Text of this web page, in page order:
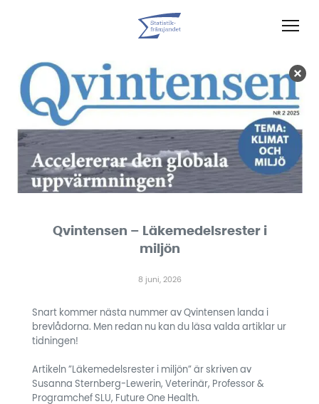
Qvintensen – Läkemedelsrester i
miljön
8 juni, 2026
Snart kommer nästa nummer av Qvintensen landa i
brevlådorna. Men redan nu kan du läsa valda artiklar ur
tidningen!
Artikeln ”Läkemedelsrester i miljön” är skriven av
Susanna Sternberg-Lewerin, Veterinär, Professor &
Programchef SLU, Future One Health.